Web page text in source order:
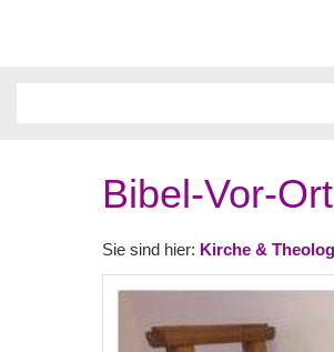
Bibel-Vor-Ort
Sie sind hier: Kirche &